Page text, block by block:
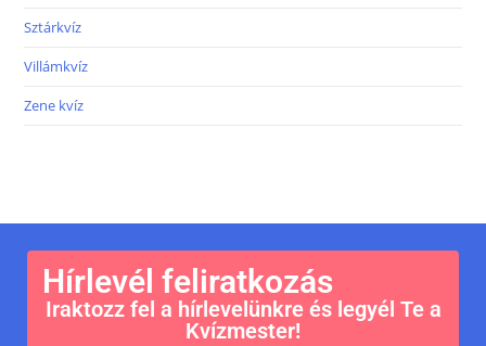
Sztárkvíz
Villámkvíz
Zene kvíz
Hírlevél feliratkozás
Iraktozz fel a hírlevelünkre és legyél Te a
Kvízmester!